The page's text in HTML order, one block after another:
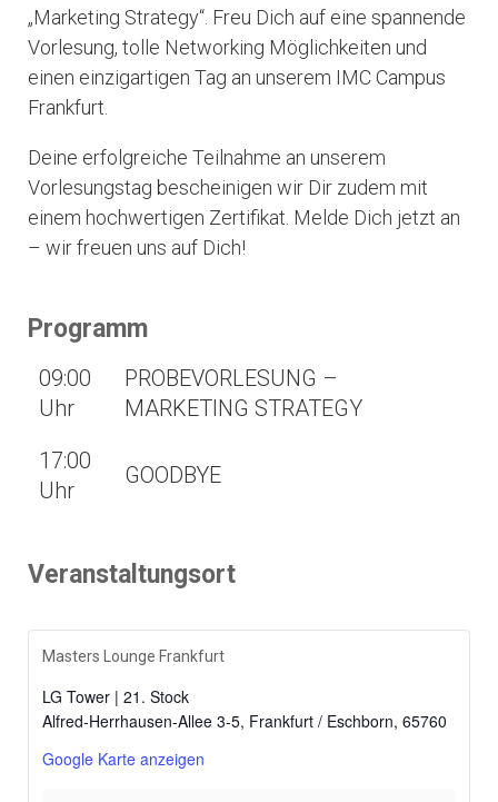
„Marketing Strategy“. Freu Dich auf eine spannende
Vorlesung, tolle Networking Möglichkeiten und
einen einzigartigen Tag an unserem IMC Campus
Frankfurt.
Deine erfolgreiche Teilnahme an unserem
Vorlesungstag bescheinigen wir Dir zudem mit
einem hochwertigen Zertifikat. Melde Dich jetzt an
– wir freuen uns auf Dich!
Programm
09:00
Uhr
PROBEVORLESUNG –
MARKETING STRATEGY
17:00
Uhr
GOODBYE
Veranstaltungsort
Masters Lounge Frankfurt
LG Tower | 21. Stock
Alfred-Herrhausen-Allee 3-5, Frankfurt / Eschborn, 65760
Google Karte anzeigen